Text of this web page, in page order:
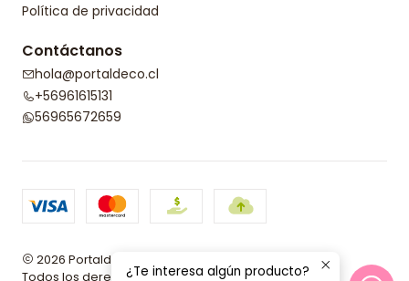
Política de privacidad
Contáctanos
hola@portaldeco.cl
+56961615131
56965672659
2026 Portaldeco.
Todos los derechos reservados.Desarrollado por
¿Te interesa algún producto?